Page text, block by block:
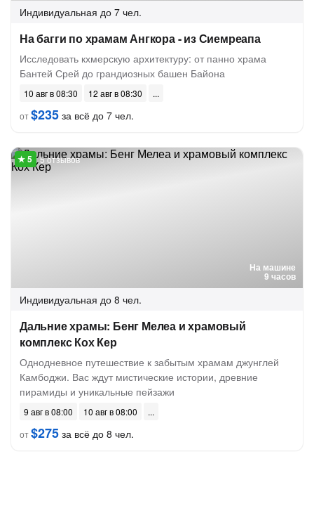
Индивидуальная до 7 чел.
На багги по храмам Ангкора - из Сиемреапа
Исследовать кхмерскую архитектуру: от панно храма
Бантей Срей до грандиозных башен Байона
10 авг в 08:30
12 авг в 08:30
от$235 за всё до 7 чел.
На машине
9 часов
5 отзывов
Индивидуальная до 8 чел.
Дальние храмы: Бенг Мелеа и храмовый
комплекс Кох Кер
Однодневное путешествие к забытым храмам джунглей
Камбоджи. Вас ждут мистические истории, древние
пирамиды и уникальные пейзажи
9 авг в 08:00
10 авг в 08:00
от$275 за всё до 8 чел.